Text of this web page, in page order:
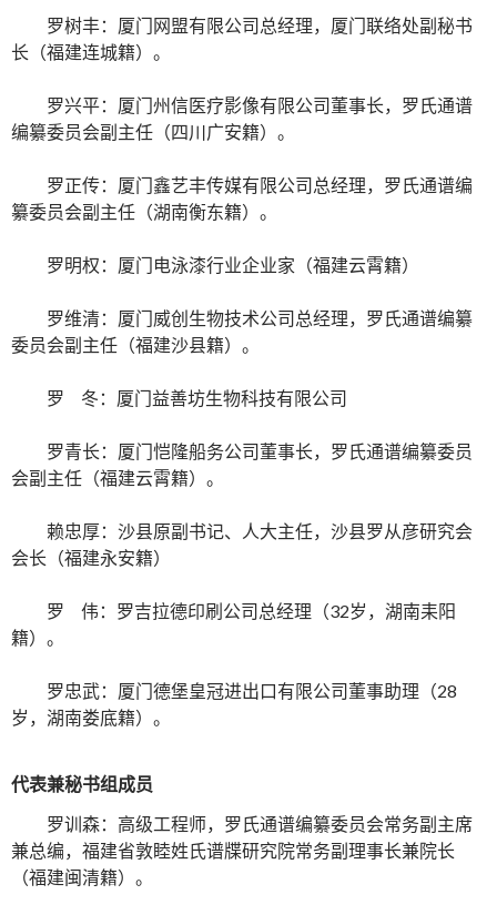
罗树丰：厦门网盟有限公司总经理，厦门联络处副秘书
长（福建连城籍）。
罗兴平：厦门州信医疗影像有限公司董事长，罗氏通谱
编纂委员会副主任（四川广安籍）。
罗正传：厦门鑫艺丰传媒有限公司总经理，罗氏通谱编
纂委员会副主任（湖南衡东籍）。
罗明权：厦门电泳漆行业企业家（福建云霄籍）
罗维清：厦门威创生物技术公司总经理，罗氏通谱编纂
委员会副主任（福建沙县籍）。
罗 冬：厦门益善坊生物科技有限公司
罗青长：厦门恺隆船务公司董事长，罗氏通谱编纂委员
会副主任（福建云霄籍）。
赖忠厚：沙县原副书记、人大主任，沙县罗从彦研究会
会长（福建永安籍）
罗 伟：罗吉拉德印刷公司总经理（32岁，湖南耒阳
籍）。
罗忠武：厦门德堡皇冠进出口有限公司董事助理（28
岁，湖南娄底籍）。
代表兼秘书组成员
罗训森：高级工程师，罗氏通谱编纂委员会常务副主席
兼总编，福建省敦睦姓氏谱牒研究院常务副理事长兼院长
（福建闽清籍）。